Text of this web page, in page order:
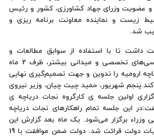
و عضویت وزرای جهاد کشاورزی، کشور و رئیس
زیست و نماینده معاونت برنامه ریزی و
شد.
داشت تا با استفاده از سوابق مطالعات و
اقدامات قبلی و بررسی‌های تخصصی و میدانی بیشتر، ظرف 2 ماه
ارومیه را تدوین و جهت تصمیم‌گیری نهایی
شهریور، حمید چیت چیان، وزیر نیروی
اولین جلسه ی کارگروه نجات دریاچه ی
این جلسه تمام راهکارهای نجات دریاچه
وزراء برگزار می‌شود. یک ماه بعد گزارش این
کارگروه در جلسه هیات دولت قرائت شد. دولت ضمن موافقت با 19